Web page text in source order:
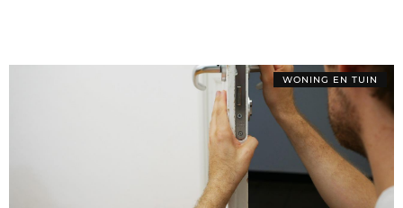
WONING EN TUIN